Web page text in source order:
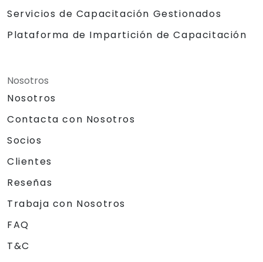
Servicios de Capacitación Gestionados
Plataforma de Impartición de Capacitación
Nosotros
Nosotros
Contacta con Nosotros
Socios
Clientes
Reseñas
Trabaja con Nosotros
FAQ
T&C